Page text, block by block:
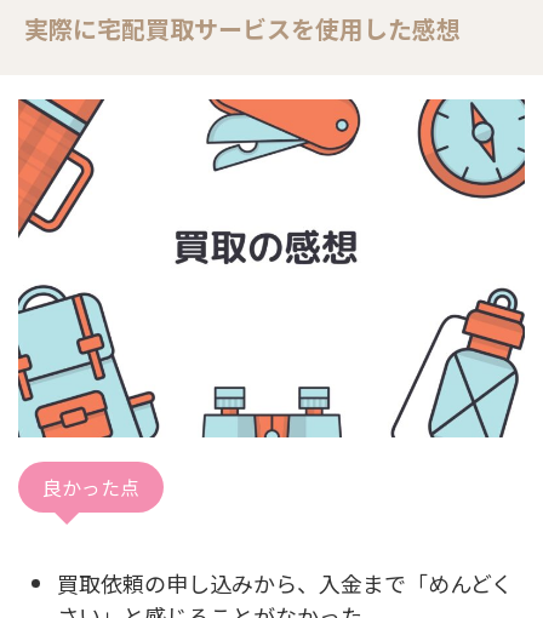
実際に宅配買取サービスを使用した感想
良かった点
買取依頼の申し込みから、入金まで「めんどく